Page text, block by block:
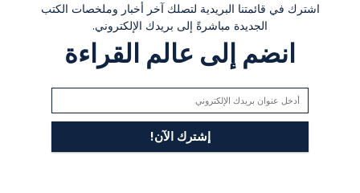
اشترك في قائمتنا البريدية لتصلك آخر أخبار وملخصات الكتب
الجديدة مباشرةً إلى بريدك الإلكتروني.
انضم إلى عالم القراءة